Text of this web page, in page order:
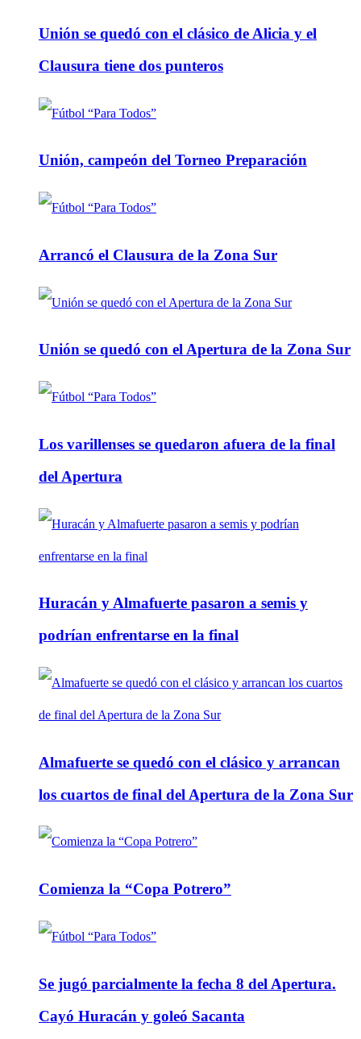
Unión se quedó con el clásico de Alicia y el
Clausura tiene dos punteros
Unión, campeón del Torneo Preparación
Arrancó el Clausura de la Zona Sur
Unión se quedó con el Apertura de la Zona Sur
Los varillenses se quedaron afuera de la final
del Apertura
Huracán y Almafuerte pasaron a semis y
podrían enfrentarse en la final
Almafuerte se quedó con el clásico y arrancan
los cuartos de final del Apertura de la Zona Sur
Comienza la “Copa Potrero”
Se jugó parcialmente la fecha 8 del Apertura.
Cayó Huracán y goleó Sacanta